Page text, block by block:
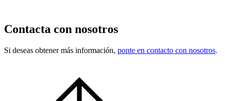
Contacta con nosotros
Si deseas obtener más información, ponte en contacto con nosotros.